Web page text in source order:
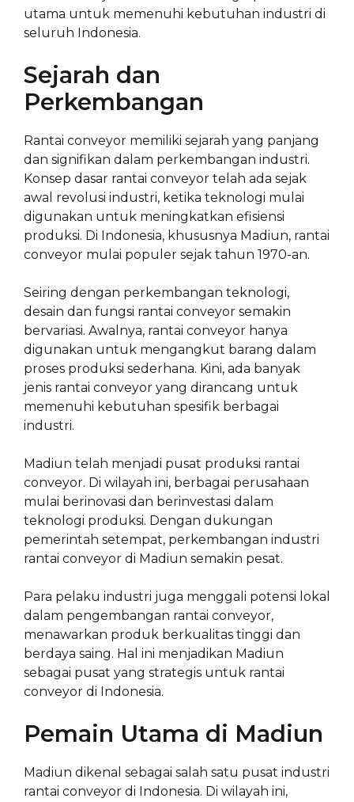
utama untuk memenuhi kebutuhan industri di
seluruh Indonesia.
Sejarah dan
Perkembangan
Rantai conveyor memiliki sejarah yang panjang
dan signifikan dalam perkembangan industri.
Konsep dasar rantai conveyor telah ada sejak
awal revolusi industri, ketika teknologi mulai
digunakan untuk meningkatkan efisiensi
produksi. Di Indonesia, khususnya Madiun, rantai
conveyor mulai populer sejak tahun 1970-an.
Seiring dengan perkembangan teknologi,
desain dan fungsi rantai conveyor semakin
bervariasi. Awalnya, rantai conveyor hanya
digunakan untuk mengangkut barang dalam
proses produksi sederhana. Kini, ada banyak
jenis rantai conveyor yang dirancang untuk
memenuhi kebutuhan spesifik berbagai
industri.
Madiun telah menjadi pusat produksi rantai
conveyor. Di wilayah ini, berbagai perusahaan
mulai berinovasi dan berinvestasi dalam
teknologi produksi. Dengan dukungan
pemerintah setempat, perkembangan industri
rantai conveyor di Madiun semakin pesat.
Para pelaku industri juga menggali potensi lokal
dalam pengembangan rantai conveyor,
menawarkan produk berkualitas tinggi dan
berdaya saing. Hal ini menjadikan Madiun
sebagai pusat yang strategis untuk rantai
conveyor di Indonesia.
Pemain Utama di Madiun
Madiun dikenal sebagai salah satu pusat industri
rantai conveyor di Indonesia. Di wilayah ini,